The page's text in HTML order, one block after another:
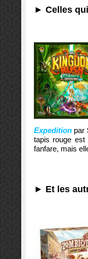
► Celles
Expedition par
tapis rouge
fanfare, mais
► Et les